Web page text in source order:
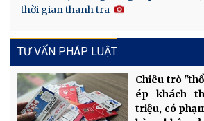
thời gian thanh tra
TƯ VẤN PHÁP LUẬT
Chiêu trò
ép khách
triệu, có